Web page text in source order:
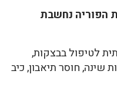
הפוריה נחשבת
לטיפול בבצקות,
שינה, חוסר תיאבון, כיב